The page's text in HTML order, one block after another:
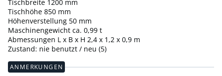
Tischbreite 1200 mm
Tischhöhe 850 mm
Höhenverstellung 50 mm
Maschinengewicht ca. 0,99 t
Abmessungen L x B x H 2,4 x 1,2 x 0,9 m
Zustand: nie benutzt / neu (5)
ANMERKUNGEN